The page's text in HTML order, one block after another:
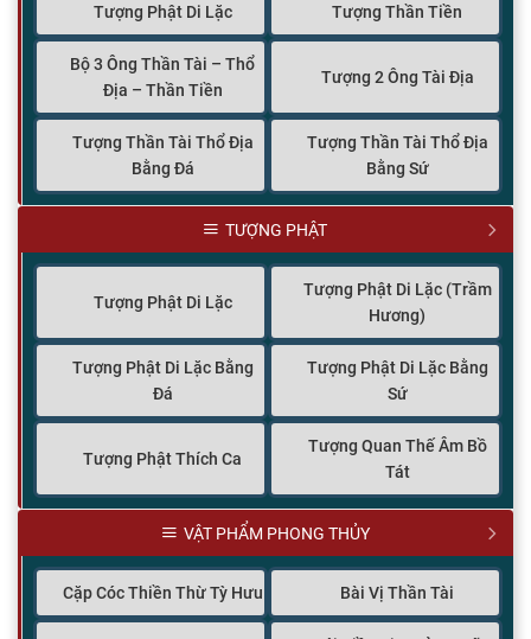
Tượng Phật Di Lặc Tượng Thần Tiền
Bộ 3 Ông Thần Tài – Thổ
Địa – Thần Tiền
Tượng 2 Ông Tài Địa
Tượng Thần Tài Thổ Địa
Bằng Đá
Tượng Thần Tài Thổ Địa
Bằng Sứ
TƯỢNG PHẬT
Tượng Phật Di Lặc
Tượng Phật Di Lặc (Trầm
Hương)
Tượng Phật Di Lặc Bằng
Đá
Tượng Phật Di Lặc Bằng
Sứ
Tượng Phật Thích Ca
Tượng Quan Thế Âm Bồ
Tát
VẬT PHẨM PHONG THỦY
Cặp Cóc Thiền Thừ Tỳ Hưu Bài Vị Thần Tài